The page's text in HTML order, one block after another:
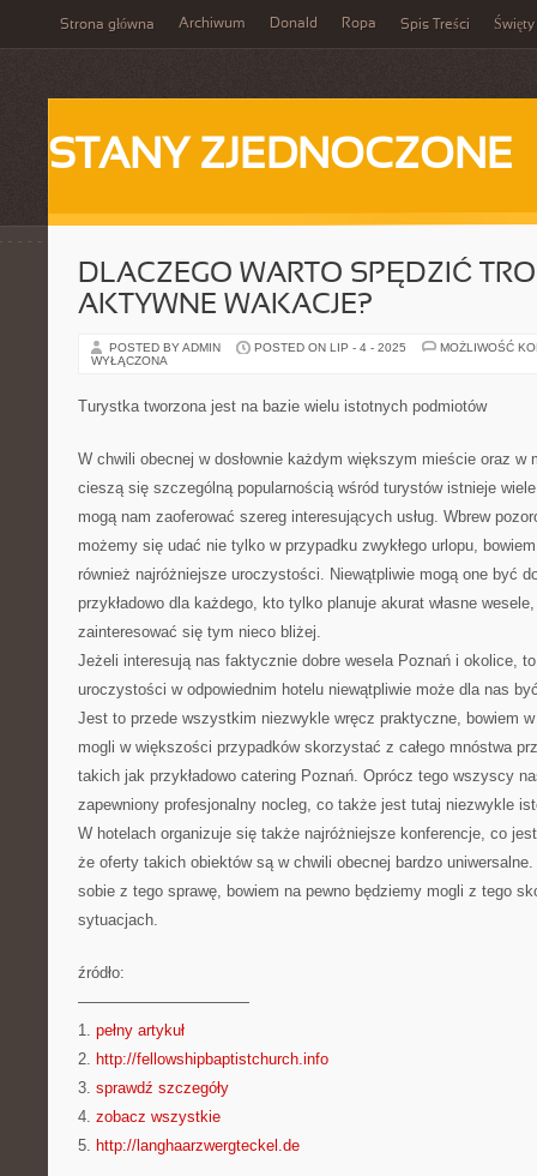
Strona główna Archiwum Donald Ropa Spis Treści Święty
STANY ZJEDNOCZONE
DLACZEGO WARTO SPĘDZIĆ
AKTYWNE WAKACJE?
POSTED BY ADMIN POSTED ON LIP - 4 - 2025
MOŻLIWOŚĆ
WYŁĄCZONA
Turystka tworzona jest na bazie wielu istotnych podmiotów
W chwili obecnej w dosłownie każdym większym mieście oraz w
cieszą się szczególną popularnością wśród turystów istnieje
mogą nam zaoferować szereg interesujących usług. Wbrew
możemy się udać nie tylko w przypadku zwykłego urlopu,
również najróżniejsze uroczystości. Niewątpliwie mogą one być
przykładowo dla każdego, kto tylko planuje akurat własne
zainteresować się tym nieco bliżej.
Jeżeli interesują nas faktycznie dobre wesela Poznań i okolice,
uroczystości w odpowiednim hotelu niewątpliwie może dla nas
Jest to przede wszystkim niezwykle wręcz praktyczne, bowiem
mogli w większości przypadków skorzystać z całego mnóstwa
takich jak przykładowo catering Poznań. Oprócz tego wszyscy
zapewniony profesjonalny nocleg, co także jest tutaj niezwykle
W hotelach organizuje się także najróżniejsze konferencje, co
że oferty takich obiektów są w chwili obecnej bardzo
sobie z tego sprawę, bowiem na pewno będziemy mogli z tego
sytuacjach.
źródło:
———————————
1. pełny artykuł
2. http://fellowshipbaptistchurch.info
3. sprawdź szczegóły
4. zobacz wszystkie
5. http://langhaarzwergteckel.de